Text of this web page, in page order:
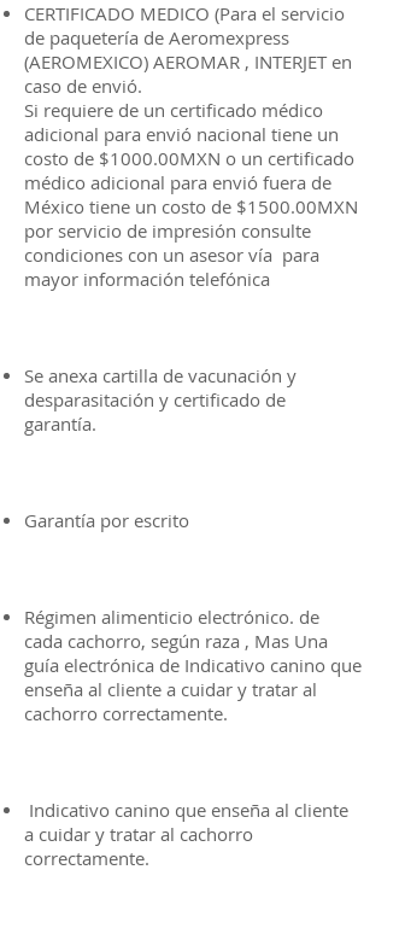
CERTIFICADO MEDICO (Para el servicio
de paquetería de Aeromexpress
(AEROMEXICO) AEROMAR , INTERJET en
caso de envió.
Si requiere de un certificado médico
adicional para envió nacional tiene un
costo de $1000.00MXN o un certificado
médico adicional para envió fuera de
México tiene un costo de $1500.00MXN
por servicio de impresión consulte
condiciones con un asesor vía para
mayor información telefónica
Se anexa cartilla de vacunación y
desparasitación y certificado de
garantía.
Garantía por escrito
Régimen alimenticio electrónico. de
cada cachorro, según raza , Mas Una
guía electrónica de Indicativo canino que
enseña al cliente a cuidar y tratar al
cachorro correctamente.
Indicativo canino que enseña al cliente
a cuidar y tratar al cachorro
correctamente.